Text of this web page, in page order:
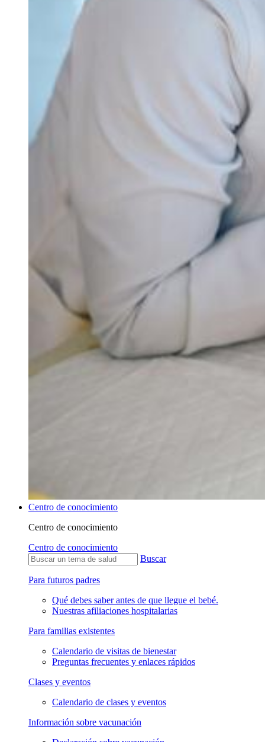
Centro de conocimiento
Centro de conocimiento
Centro de conocimiento
Buscar
Para futuros padres
Qué debes saber antes de que llegue el bebé.
Nuestras afiliaciones hospitalarias
Para familias existentes
Calendario de visitas de bienestar
Preguntas frecuentes y enlaces rápidos
Clases y eventos
Calendario de clases y eventos
Información sobre vacunación